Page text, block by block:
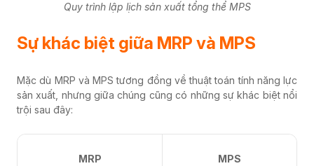
Quy trình lập lịch sản xuất tổng thể MPS
Sự khác biệt giữa MRP và MPS
Mặc dù MRP và MPS tương đồng về thuật toán tính năng lực
sản xuất, nhưng giữa chúng cũng có những sự khác biệt nổi
trội sau đây:
MRP MPS